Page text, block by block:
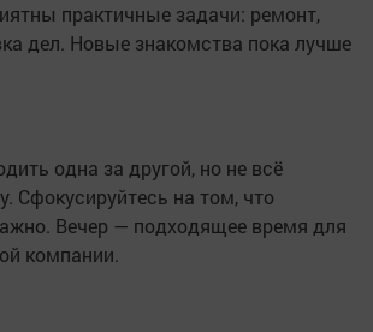
практичные задачи: ремонт,
дел. Новые знакомства пока лучше
одна за другой, но не всё
Сфокусируйтесь на том, что
Вечер — подходящее время для
компании.